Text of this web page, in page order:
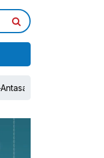
Jalan Tambang Demi